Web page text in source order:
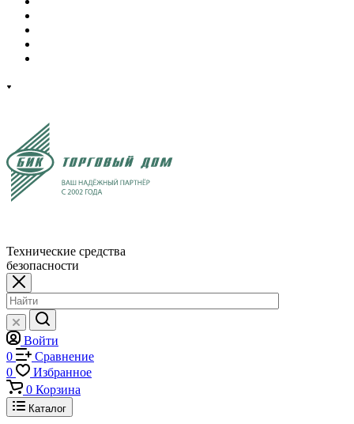
Технические средства
безопасности
Войти
0
Сравнение
0
Избранное
0 Корзина
Каталог